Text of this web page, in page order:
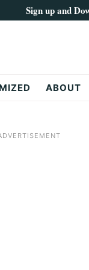
Sign up and
ABOUT